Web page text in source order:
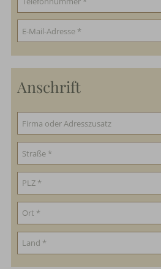
Anschrift